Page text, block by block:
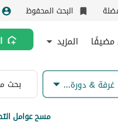
البحث المحفوظ
المزيد
غرفة & دورة مياه بحث
مسح عوامل